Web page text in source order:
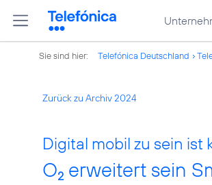
Sie sind hier: Telefónica Deutschland
Zurück zu Archiv 2024
Digital mobil zu sein ist
O2 erweitert sein